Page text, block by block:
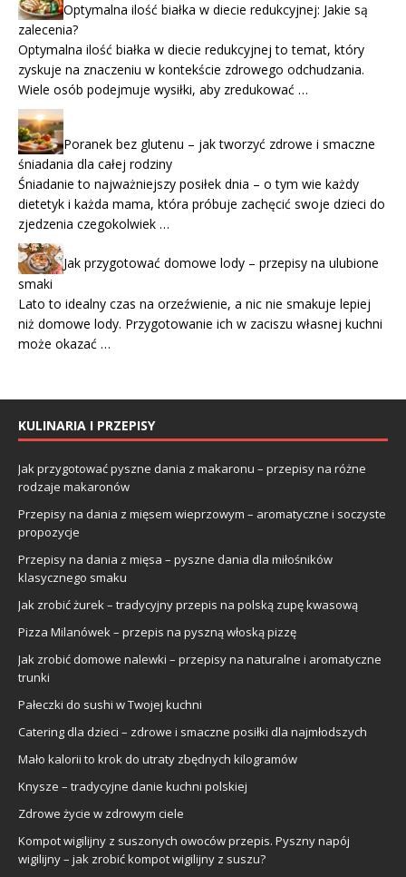
Optymalna ilość białka w diecie redukcyjnej: Jakie są
zalecenia?
Optymalna ilość białka w diecie redukcyjnej to temat, który
zyskuje na znaczeniu w kontekście zdrowego odchudzania.
Wiele osób podejmuje wysiłki, aby zredukować …
Poranek bez glutenu – jak tworzyć zdrowe i smaczne
śniadania dla całej rodziny
Śniadanie to najważniejszy posiłek dnia – o tym wie każdy
dietetyk i każda mama, która próbuje zachęcić swoje dzieci do
zjedzenia czegokolwiek …
Jak przygotować domowe lody – przepisy na ulubione
smaki
Lato to idealny czas na orzeźwienie, a nic nie smakuje lepiej
niż domowe lody. Przygotowanie ich w zaciszu własnej kuchni
może okazać …
KULINARIA I PRZEPISY
Jak przygotować pyszne dania z makaronu – przepisy na różne
rodzaje makaronów
Przepisy na dania z mięsem wieprzowym – aromatyczne i soczyste
propozycje
Przepisy na dania z mięsa – pyszne dania dla miłośników
klasycznego smaku
Jak zrobić żurek – tradycyjny przepis na polską zupę kwasową
Pizza Milanówek – przepis na pyszną włoską pizzę
Jak zrobić domowe nalewki – przepisy na naturalne i aromatyczne
trunki
Pałeczki do sushi w Twojej kuchni
Catering dla dzieci – zdrowe i smaczne posiłki dla najmłodszych
Mało kalorii to krok do utraty zbędnych kilogramów
Knysze – tradycyjne danie kuchni polskiej
Zdrowe życie w zdrowym ciele
Kompot wigilijny z suszonych owoców przepis. Pyszny napój
wigilijny – jak zrobić kompot wigilijny z suszu?